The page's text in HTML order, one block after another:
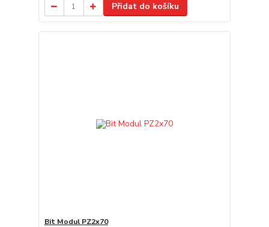
Přidat do košíku
Bit Modul PZ2x70